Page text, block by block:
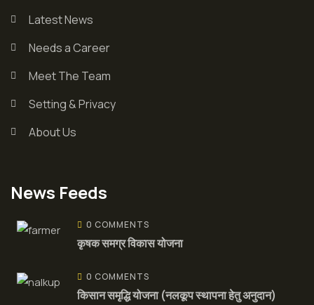
Latest News
Needs a Career
Meet The Team
Setting & Privacy
About Us
News Feeds
0 COMMENTS
कृषक समग्र विकास योजना
0 COMMENTS
किसान समृद्धि योजना (नलकूप स्थापना हेतु अनुदान)